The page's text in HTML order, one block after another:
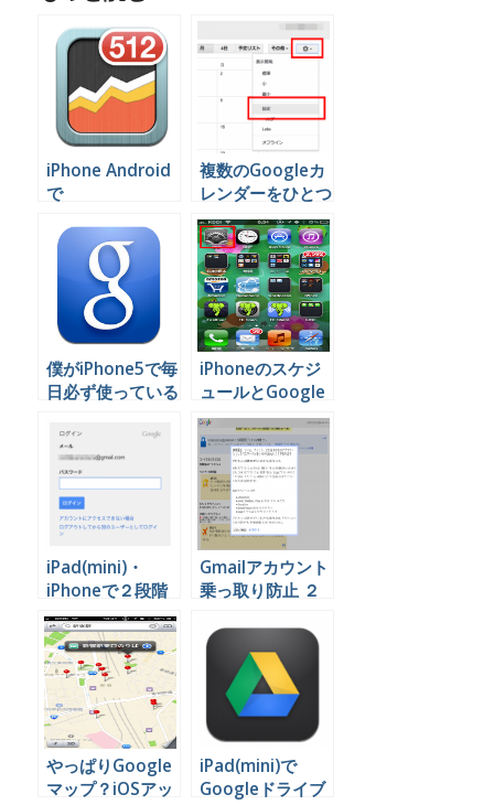
iPhone Android
で
を確認できるアプ
複数のGoogleカ
レンダーをひとつ
のアカウントで見
る方法
僕がiPhone5で毎
日必ず使っている
ービスと便利な関
連アプリ
iPhoneのスケジ
ュールとGoogle
カレンダーを連動
する
iPad(mini)・
iPhoneで２段階
認証設定した
Gmailアカウント
を利用できるよう
にする方法
Gmailアカウント
乗っ取り防止 ２
法
やっぱりGoogle
マップ？iOSアッ
iPad(mini)で
Googleドライブ